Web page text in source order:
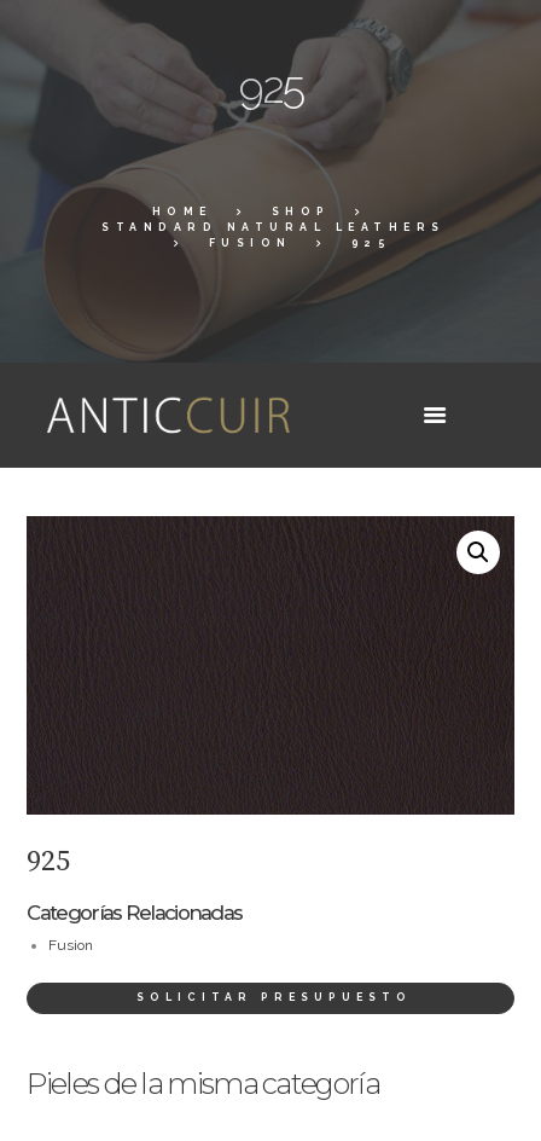
925
HOME
SHOP
STANDARD NATURAL LEATHERS
FUSION
925
925
Categorías Relacionadas
Fusion
SOLICITAR PRESUPUESTO
Pieles de la misma categoría